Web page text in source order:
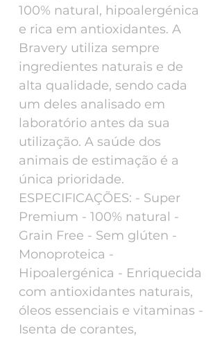
100% natural, hipoalergénica
e rica em antioxidantes. A
Bravery utiliza sempre
ingredientes naturais e de
alta qualidade, sendo cada
um deles analisado em
laboratório antes da sua
utilização. A saúde dos
animais de estimação é a
única prioridade.
ESPECIFICAÇÕES: - Super
Premium - 100% natural -
Grain Free - Sem glúten -
Monoproteica -
Hipoalergénica - Enriquecida
com antioxidantes naturais,
óleos essenciais e vitaminas -
Isenta de corantes,